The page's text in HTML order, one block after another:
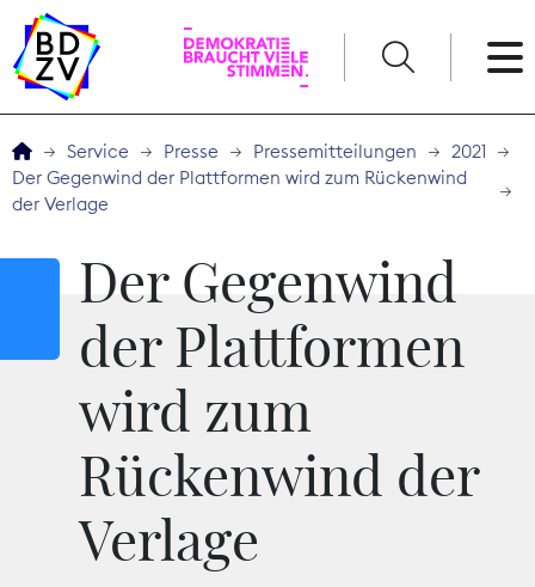
Der BDZV
Veranstaltungen
Service
THEMEN
Digitales
English
Service Presse Pressemitteilungen
2021
Der Gegenwind der Plattformen wird zum Rückenwind
der Verlage
Der Gegenwind
der Plattformen
wird zum
Rückenwind der
Verlage